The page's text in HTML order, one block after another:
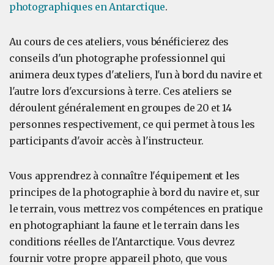
photographiques en Antarctique.
Au cours de ces ateliers, vous bénéficierez des
conseils d'un photographe professionnel qui
animera deux types d'ateliers, l'un à bord du navire et
l'autre lors d'excursions à terre. Ces ateliers se
déroulent généralement en groupes de 20 et 14
personnes respectivement, ce qui permet à tous les
participants d'avoir accès à l'instructeur.
Vous apprendrez à connaître l'équipement et les
principes de la photographie à bord du navire et, sur
le terrain, vous mettrez vos compétences en pratique
en photographiant la faune et le terrain dans les
conditions réelles de l'Antarctique. Vous devrez
fournir votre propre appareil photo, que vous